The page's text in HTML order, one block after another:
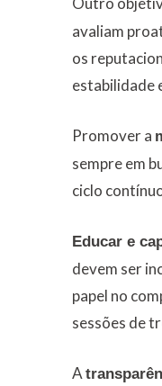
avaliam
os
estabilidade
Promover a
sempre em
ciclo
Educar e
devem ser
papel no
sessões de
A